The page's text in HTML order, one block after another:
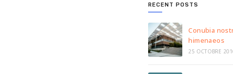
RECENT POSTS
Conubia
himenaeos
25 OCTOBRE